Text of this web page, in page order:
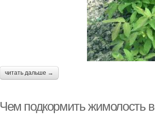
читать дальше →
Чем подкормить жимолость